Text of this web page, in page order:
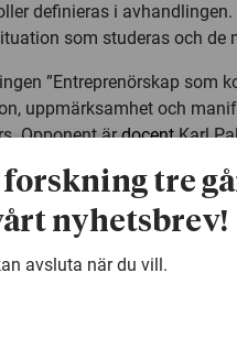
definieras i
som studeras och de
”Entreprenörskap som
uppmärksamhet och
Opponent ärdocentKarl
Denna artikel är några år
ämne. Använd gärna vår
forskning tre
nyhetsbrev!
avsluta när du vill.